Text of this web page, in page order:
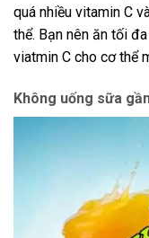
quá nhiều vitamin C
thể. Bạn nên ăn tối
viatmin C cho cơ thể
Không uống sữa